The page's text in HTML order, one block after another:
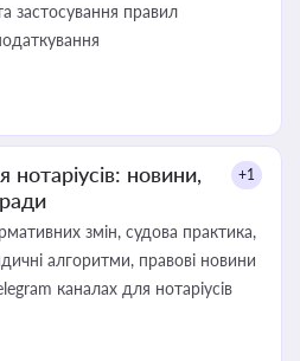
застосування правил
новини,
+1
змін, судова практика,
алгоритми, правові новини
каналах для нотаріусів